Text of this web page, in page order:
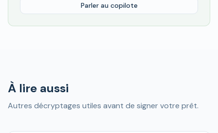
Parler au copilote
À lire aussi
Autres décryptages utiles avant de signer votre prêt.